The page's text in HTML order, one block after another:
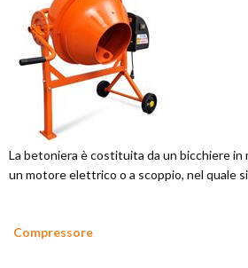
La betoniera è costituita da un bicchiere in
un motore elettrico o a scoppio, nel quale
Compressore